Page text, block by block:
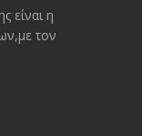
είναι η
τον